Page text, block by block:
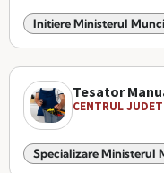
Initiere Ministerul
Tesator
CENTRUL
Specializare Ministerul